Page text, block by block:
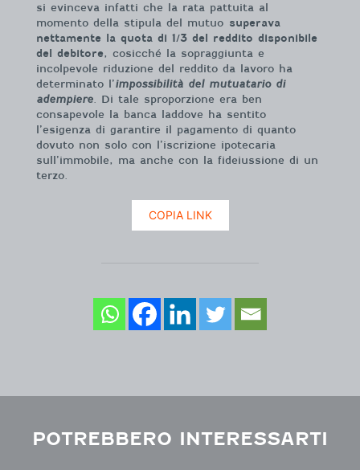
si evinceva infatti che la rata pattuita al
momento della stipula del mutuo superava
nettamente la quota di 1/3 del reddito disponibile
del debitore, cosicché la sopraggiunta e
incolpevole riduzione del reddito da lavoro ha
determinato l’impossibilità del mutuatario di
adempiere. Di tale sproporzione era ben
consapevole la banca laddove ha sentito
l’esigenza di garantire il pagamento di quanto
dovuto non solo con l’iscrizione ipotecaria
sull’immobile, ma anche con la fideiussione di un
terzo.
COPIA LINK
POTREBBERO INTERESSARTI